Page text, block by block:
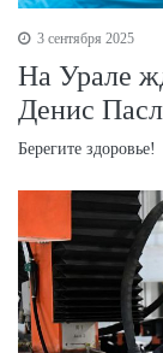
3 сентября 2025
На Урале
Денис
Берегите здоровье!